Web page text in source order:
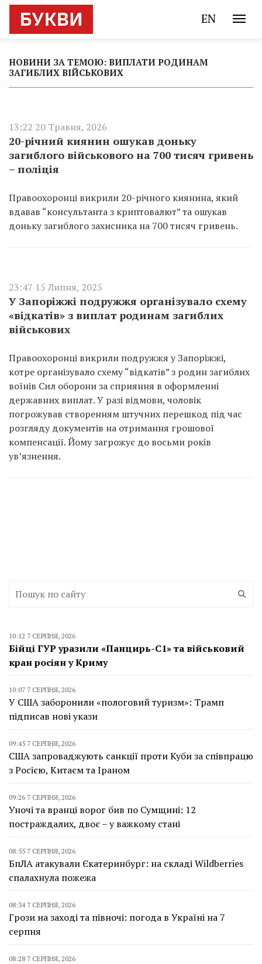
EN
НОВИНИ ЗА ТЕМОЮ: ВИПЛАТИ РОДИНАМ
ЗАГИБЛИХ ВІЙСЬКОВИХ
13:22 20 Травня, 2026
20-річний киянин ошукав доньку
загиблого військового на 700 тисяч гривень
– поліція
Правоохоронці викрили 20-річного киянина, який
вдавав “консультанта з криптовалют” та ошукав
доньку загиблого захисника на 700 тисяч гривень.
23:47 15 Липня, 2025
У Запоріжжі подружжя організувало схему
«відкатів» з виплат родинам загиблих
військових
Правоохоронці викрили подружжя у Запоріжжі,
котре організувало схему “відкатів” з родин загиблих
воїнів Сил оборони за сприяння в оформленні
державних виплат. У разі відмови, чоловік
погрожував створенням штучних перешкод під час
розгляду документів на отримання грошової
компенсації. Йому загрожує до восьми років
ув’язнення.
10:12 7 СЕРПНЯ, 2026
Бійці ГУР уразили «Панцирь-С1» та військовий
кран росіян у Криму
10:07 7 СЕРПНЯ, 2026
У США заборонили «пологовий туризм»: Трамп
підписав нові укази
09:45 7 СЕРПНЯ, 2026
США запроваджують санкції проти Куби за співпрацю
з Росією, Китаєм та Іраном
09:26 7 СЕРПНЯ, 2026
Уночі та вранці ворог бив по Сумщині: 12
постраждалих, двоє – у важкому стані
08:55 7 СЕРПНЯ, 2026
БпЛА атакували Єкатеринбург: на складі Wildberries
спалахнула пожежа
08:34 7 СЕРПНЯ, 2026
Грози на заході та півночі: погода в Україні на 7
серпня
08:28 7 СЕРПНЯ, 2026